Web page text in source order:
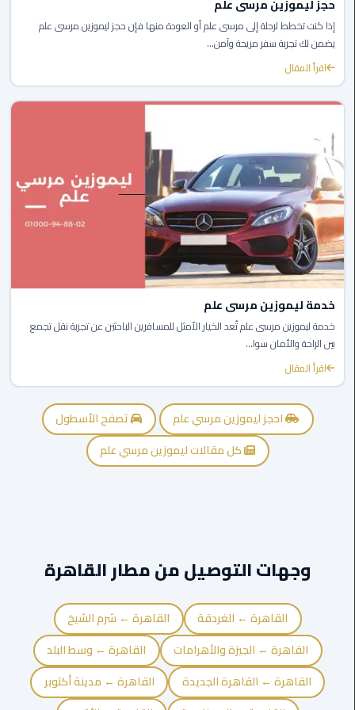
ليموزين
مايو
ليموزين
حلوان
ليموزين
الإسماعيلية
ليموزين
المنوفية
ليموزين
البحيرة
ليموزين
بلطيم
ليموزين
ليموزين
العبور
ليموزين
اكتوبر
الخط
الساخن
حجز ليموزين مرسى علم
إذا كنت تخطط لرحلة إلى مرسى علم أو العودة منها فإن حجز ليموزين مرسى علم
يضمن لك تجربة سفر مريحة وآمن...
اقرأ المقال
خدمة ليموزين مرسى علم
خدمة ليموزين مرسى علم تُعد الخيار الأمثل للمسافرين الباحثين عن تجربة نقل تجمع
بين الراحة والأمان سوا...
اقرأ المقال
احجز ليموزين مرسي علم
تصفح الأسطول
كل مقالات ليموزين مرسي علم
وجهات التوصيل من مطار القاهرة
القاهرة ← الغردقة
القاهرة ← شرم الشيخ
القاهرة ← الجيزة والأهرامات
القاهرة ← وسط البلد
القاهرة ← القاهرة الجديدة
القاهرة ← مدينة أكتوبر